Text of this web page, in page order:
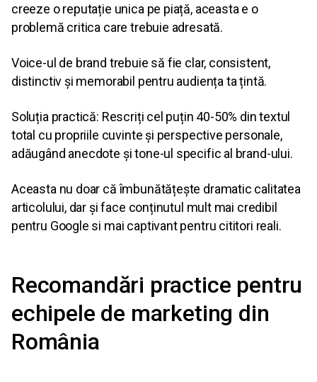
creeze o reputație unica pe piață, aceasta e o
problemă critica care trebuie adresată.
Voice-ul de brand trebuie să fie clar, consistent,
distinctiv și memorabil pentru audiența ta țintă.
Soluția practică: Rescriți cel puțin 40-50% din textul
total cu propriile cuvinte și perspective personale,
adăugând anecdote și tone-ul specific al brand-ului.
Aceasta nu doar că îmbunătățește dramatic calitatea
articolului, dar și face conținutul mult mai credibil
pentru Google si mai captivant pentru cititori reali.
Recomandări practice pentru
echipele de marketing din
România